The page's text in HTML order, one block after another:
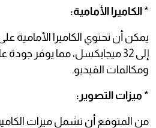
* الكاميرا الأمامية:
إلى 32 ميجابكسل، مما يوفر
ومكالمات الفيديو.
* ميزات التصوير:
من المتوقع أن تشمل ميزات